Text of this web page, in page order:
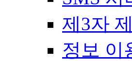
제3자
정보 이